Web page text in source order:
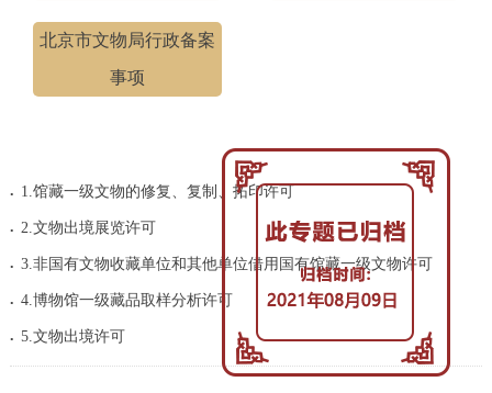
北京市文物局行政备案
事项
. 1.馆藏一级文物的修复、复制、拓印许可
. 2.文物出境展览许可
. 3.非国有文物收藏单位和其他单位借用国有馆藏一级文物许可
. 4.博物馆一级藏品取样分析许可
. 5.文物出境许可